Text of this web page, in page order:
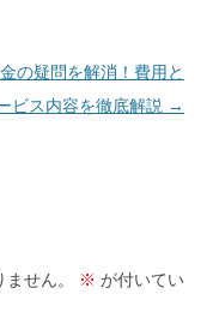
の疑問を解消！費用と
ビス内容を徹底解説 →
せん。 ※ が付いてい